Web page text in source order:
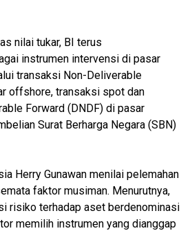
nilai tukar, BI terus
instrumen intervensi di pasar
transaksi Non-Deliverable
offshore, transaksi spot dan
Forward (DNDF) di pasar
Surat Berharga Negara (SBN)
Herry Gunawan menilai pelemahan
faktor musiman. Menurutnya,
risiko terhadap aset berdenominasi
memilih instrumen yang dianggap